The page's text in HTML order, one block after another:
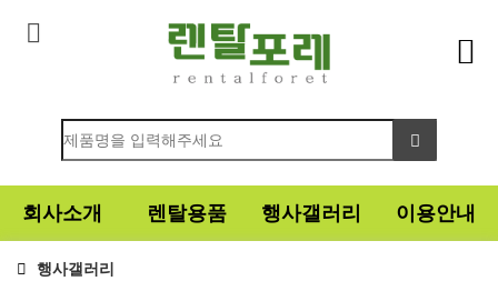
회사소개 렌탈용품 행사갤러리 이용안내
행사갤러리